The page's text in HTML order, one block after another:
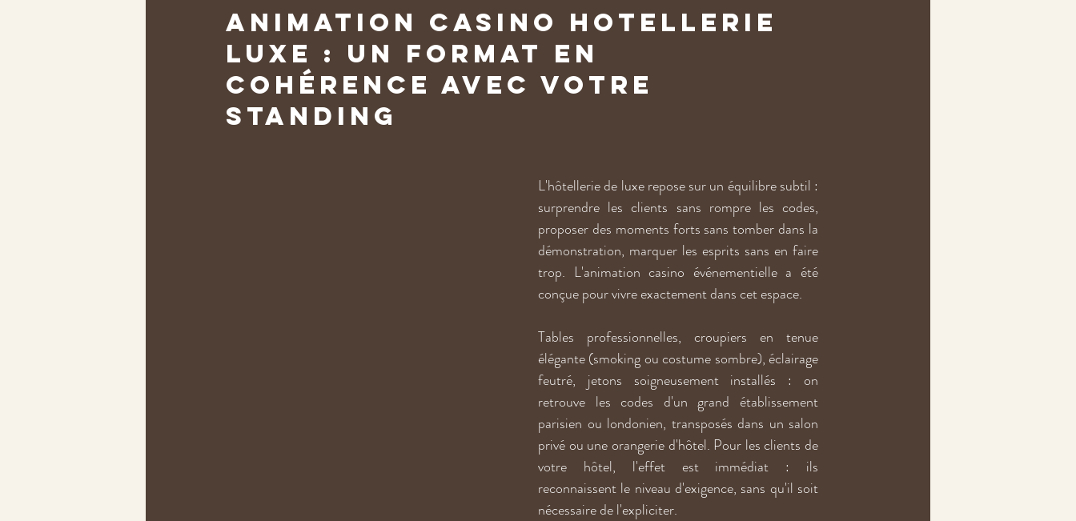
Animation casino hotellerie
luxe : un format en
cohérence avec votre
standing
L'hôtellerie de luxe repose sur un équilibre subtil :
surprendre les clients sans rompre les codes,
proposer des moments forts sans tomber dans la
démonstration, marquer les esprits sans en faire
trop. L'animation casino événementielle a été
conçue pour vivre exactement dans cet espace.
Tables professionnelles, croupiers en tenue
élégante (smoking ou costume sombre), éclairage
feutré, jetons soigneusement installés : on
retrouve les codes d'un grand établissement
parisien ou londonien, transposés dans un salon
privé ou une orangerie d'hôtel. Pour les clients de
votre hôtel, l'effet est immédiat : ils
reconnaissent le niveau d'exigence, sans qu'il soit
nécessaire de l'expliciter.